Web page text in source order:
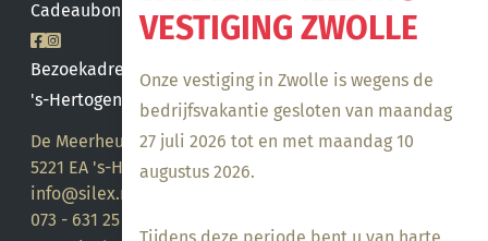
VESTIGING ZWOLLE
Onze vestiging in Zwolle is wegens de
bedrijfsvakantie gesloten van maandag
27 juli 2026 tot en met maandag 10
augustus 2026.
Cadeaubon saldo
Bezoekadres
's-Hertogenbosch
De Meerheuvel 21
5221 EA 's-Hertogenbosch
info@silex.nl
073 - 631 25 28